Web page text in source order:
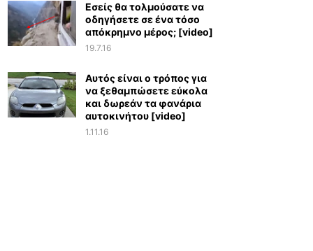
Εσείς θα τολμούσατε να
οδηγήσετε σε ένα τόσο
απόκρημνο μέρος; [video]
19.7.16
Αυτός είναι ο τρόπος για
να ξεθαμπώσετε εύκολα
και δωρεάν τα φανάρια
αυτοκινήτου [video]
1.11.16